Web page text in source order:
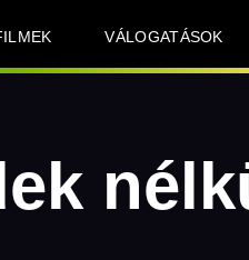
VÁLOGATÁSOK